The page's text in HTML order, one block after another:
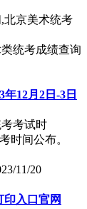
统考成绩查询
12月2日-3日
考试时
时间公布。
11/20
印入口官网